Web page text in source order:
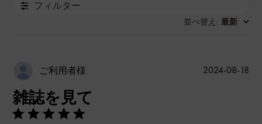
フィルター
並べ替え : 最新
ご利用者様
雑誌を見て
公
2024-08-18